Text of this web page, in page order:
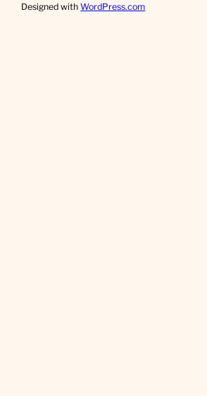
Designed withWordPress.com